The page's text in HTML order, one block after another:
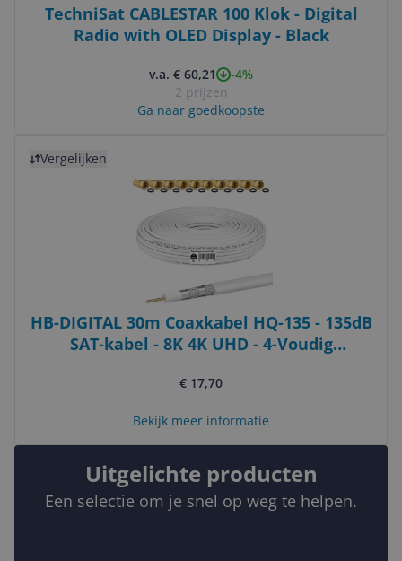
TechniSat CABLESTAR 100 Klok - Digital
Radio with OLED Display - Black
v.a. € 60,21
-4%
2 prijzen
Ga naar goedkoopste
Vergelijken
HB-DIGITAL 30m Coaxkabel HQ-135 - 135dB
SAT-kabel - 8K 4K UHD - 4-Voudig
€ 17,70
Bekijk meer informatie
Uitgelichte producten
Een selectie om je snel op weg te helpen.